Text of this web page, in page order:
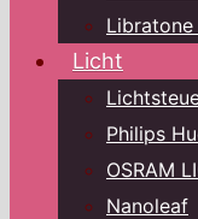
Licht
Philips
OSRAM
Nanoleaf